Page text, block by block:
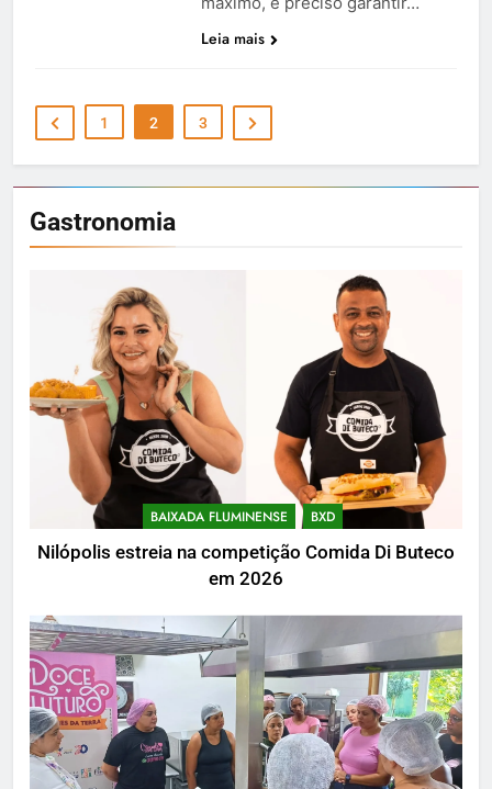
Gastronomia
BAIXADA FLUMINENSE BXD
Nilópolis estreia na competição Comida Di Buteco
em 2026
Leia mais
1 2 3